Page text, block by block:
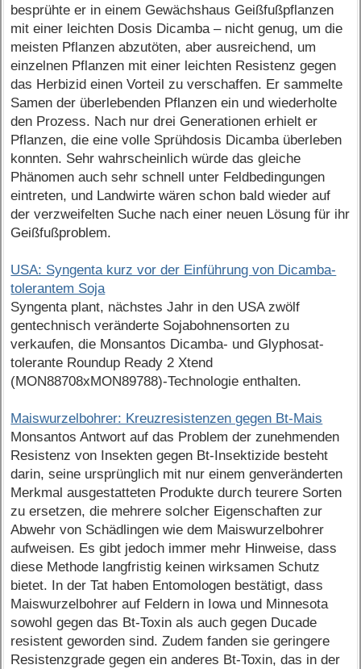
besprühte er in einem Gewächshaus Geißfußpflanzen
mit einer leichten Dosis Dicamba – nicht genug, um die
meisten Pflanzen abzutöten, aber ausreichend, um
einzelnen Pflanzen mit einer leichten Resistenz gegen
das Herbizid einen Vorteil zu verschaffen. Er sammelte
Samen der überlebenden Pflanzen ein und wiederholte
den Prozess. Nach nur drei Generationen erhielt er
Pflanzen, die eine volle Sprühdosis Dicamba überleben
konnten. Sehr wahrscheinlich würde das gleiche
Phänomen auch sehr schnell unter Feldbedingungen
eintreten, und Landwirte wären schon bald wieder auf
der verzweifelten Suche nach einer neuen Lösung für ihr
Geißfußproblem.
USA: Syngenta kurz vor der Einführung von Dicamba-
tolerantem Soja
Syngenta plant, nächstes Jahr in den USA zwölf
gentechnisch veränderte Sojabohnensorten zu
verkaufen, die Monsantos Dicamba- und Glyphosat-
tolerante Roundup Ready 2 Xtend
(MON88708xMON89788)-Technologie enthalten.
Maiswurzelbohrer: Kreuzresistenzen gegen Bt-Mais
Monsantos Antwort auf das Problem der zunehmenden
Resistenz von Insekten gegen Bt-Insektizide besteht
darin, seine ursprünglich mit nur einem genveränderten
Merkmal ausgestatteten Produkte durch teurere Sorten
zu ersetzen, die mehrere solcher Eigenschaften zur
Abwehr von Schädlingen wie dem Maiswurzelbohrer
aufweisen. Es gibt jedoch immer mehr Hinweise, dass
diese Methode langfristig keinen wirksamen Schutz
bietet. In der Tat haben Entomologen bestätigt, dass
Maiswurzelbohrer auf Feldern in Iowa und Minnesota
sowohl gegen das Bt-Toxin als auch gegen Ducade
resistent geworden sind. Zudem fanden sie geringere
Resistenzgrade gegen ein anderes Bt-Toxin, das in der